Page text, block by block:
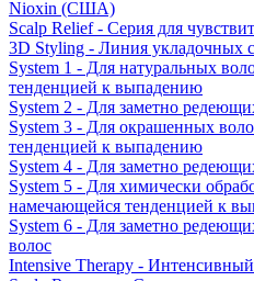
Nioxin (США)
Scalp Relief - Серия для
3D Styling - Линия укладочных
System 1 - Для натуральных
тенденцией к выпадению
System 2 - Для заметно
System 3 - Для окрашенных
тенденцией к выпадению
System 4 - Для заметно
System 5 - Для химически
намечающейся тенденцией к
System 6 - Для заметно
волос
Intensive Therapy -